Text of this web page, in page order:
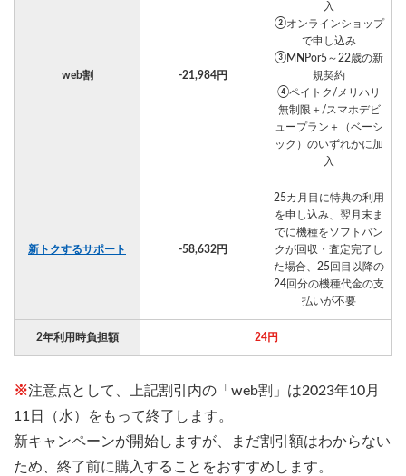
web割 -21,984円
入
②オンラインショップ
で申し込み
③MNPor5～22歳の新
規契約
④ペイトク/メリハリ
無制限＋/スマホデビ
ュープラン＋（ベーシ
ック）のいずれかに加
入
新トクするサポート -58,632円
25カ月目に特典の利用
を申し込み、翌月末ま
でに機種をソフトバン
クが回収・査定完了し
た場合、25回目以降の
24回分の機種代金の支
払いが不要
2年利用時負担額 24円
※注意点として、上記割引内の「web割」は2023年10月
11日（水）をもって終了します。
新キャンペーンが開始しますが、まだ割引額はわからない
ため、終了前に購入することをおすすめします。